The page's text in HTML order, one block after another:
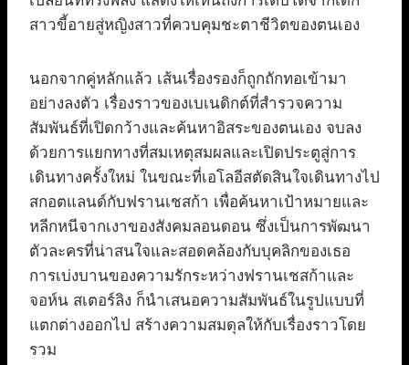
สาวขี้อายสู่หญิงสาวที่ควบคุมชะตาชีวิตของตนเอง
นอกจากคู่หลักแล้ว เส้นเรื่องรองก็ถูกถักทอเข้ามา
อย่างลงตัว เรื่องราวของเบเนดิกต์ที่สำรวจความ
สัมพันธ์ที่เปิดกว้างและค้นหาอิสระของตนเอง จบลง
ด้วยการแยกทางที่สมเหตุสมผลและเปิดประตูสู่การ
เดินทางครั้งใหม่ ในขณะที่เอโลอีสตัดสินใจเดินทางไป
สกอตแลนด์กับฟรานเชสก้า เพื่อค้นหาเป้าหมายและ
หลีกหนีจากเงาของสังคมลอนดอน ซึ่งเป็นการพัฒนา
ตัวละครที่น่าสนใจและสอดคล้องกับบุคลิกของเธอ
การเบ่งบานของความรักระหว่างฟรานเชสก้าและ
จอห์น สเตอร์ลิง ก็นำเสนอความสัมพันธ์ในรูปแบบที่
แตกต่างออกไป สร้างความสมดุลให้กับเรื่องราวโดย
รวม